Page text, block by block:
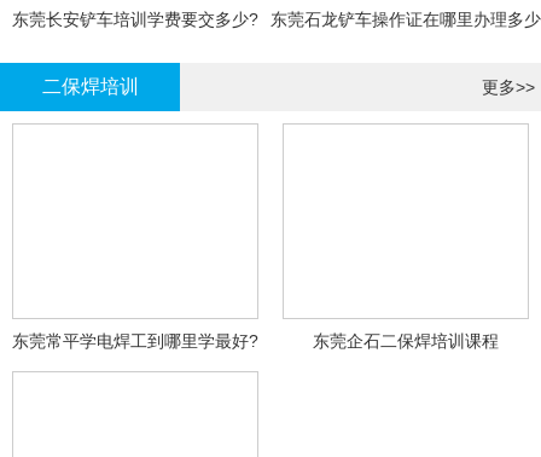
东莞长安铲车培训学费要交多少?
东莞石龙铲车操作证在哪里办理多少
二保焊培训 更多>>
东莞常平学电焊工到哪里学最好? 东莞企石二保焊培训课程